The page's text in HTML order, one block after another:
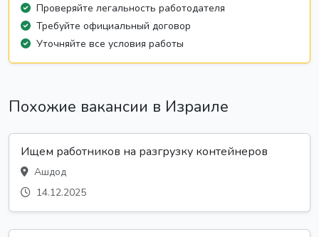
Проверяйте легальность работодателя
Требуйте официальный договор
Уточняйте все условия работы
Похожие вакансии в Израиле
Ищем работников на разгрузку контейнеров
Ашдод
14.12.2025